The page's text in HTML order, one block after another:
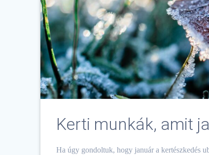
Kerti munkák, amit
Ha úgy gondoltuk, hogy január a kertészkedés